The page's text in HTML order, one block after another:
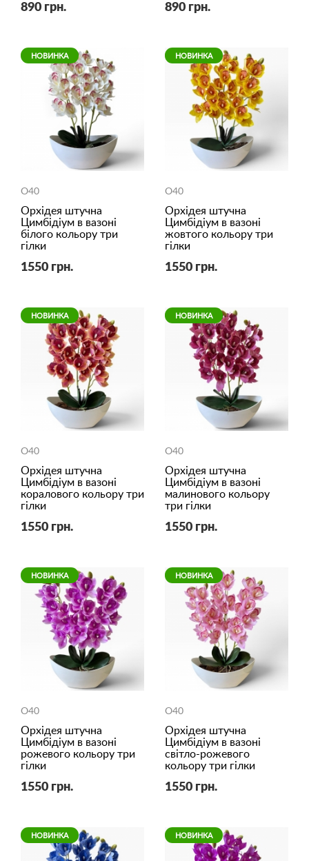
890 грн. 890 грн.
НОВИНКА
O40
Орхідея штучна
Цимбідіум в вазоні
білого кольору три
гілки
1550 грн.
НОВИНКА
O40
Орхідея штучна
Цимбідіум в вазоні
жовтого кольору три
гілки
1550 грн.
НОВИНКА
O40
Орхідея штучна
Цимбідіум в вазоні
коралового кольору три
гілки
1550 грн.
НОВИНКА
O40
Орхідея штучна
Цимбідіум в вазоні
малинового кольору
три гілки
1550 грн.
НОВИНКА
O40
Орхідея штучна
Цимбідіум в вазоні
рожевого кольору три
гілки
1550 грн.
НОВИНКА
O40
Орхідея штучна
Цимбідіум в вазоні
світло-рожевого
кольору три гілки
1550 грн.
НОВИНКА НОВИНКА